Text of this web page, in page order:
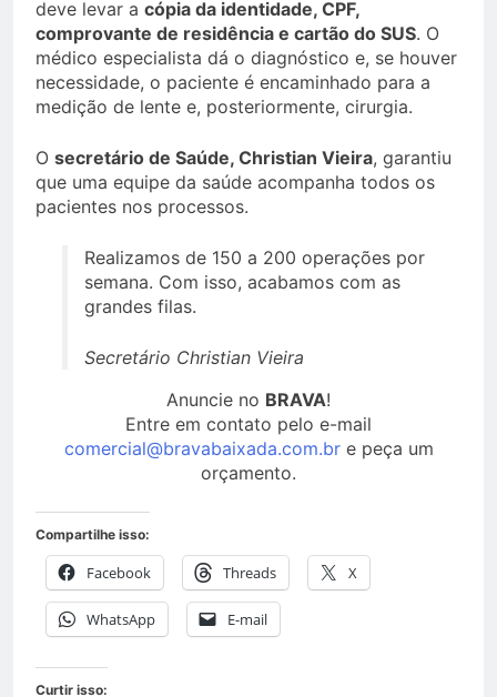
deve levar a cópia da identidade, CPF,
comprovante de residência e cartão do SUS. O
médico especialista dá o diagnóstico e, se houver
necessidade, o paciente é encaminhado para a
medição de lente e, posteriormente, cirurgia.
O secretário de Saúde, Christian Vieira, garantiu
que uma equipe da saúde acompanha todos os
pacientes nos processos.
Realizamos de 150 a 200 operações por
semana. Com isso, acabamos com as
grandes filas.
Secretário Christian Vieira
Anuncie no BRAVA!
Entre em contato pelo e-mail
comercial@bravabaixada.com.bre peça um
orçamento.
Compartilhe isso:
Facebook Threads X
WhatsApp E-mail
Curtir isso: